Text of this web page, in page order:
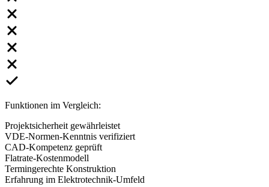
Funktionen im Vergleich:
Projektsicherheit gewährleistet
VDE-Normen-Kenntnis verifiziert
CAD-Kompetenz geprüft
Flatrate-Kostenmodell
Termingerechte Konstruktion
Erfahrung im Elektrotechnik-Umfeld